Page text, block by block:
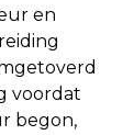
en
voordat
begon,